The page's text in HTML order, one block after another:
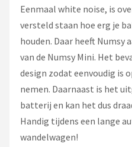
Eenmaal white noise, is
versteld staan hoe erg je
houden. Daar heeft
van de Numsy Mini. Het
design zodat eenvoudig is
nemen. Daarnaast is het
batterij en kan het dus
Handig tijdens een lange
wandelwagen!